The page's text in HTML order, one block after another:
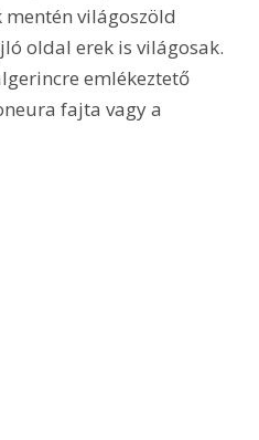
világoszöld
oldal erek is világosak.
emlékeztető
fajta vagy a